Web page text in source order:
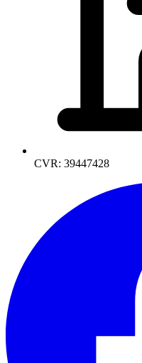
CVR: 39447428